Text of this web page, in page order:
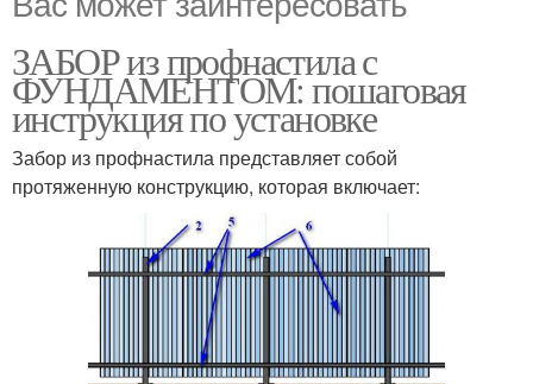
ЗАБОР из профнастила с
ФУНДАМЕНТОМ: пошаговая
инструкция по установке
Забор из профнастила представляет собой
протяженную конструкцию, которая включает: